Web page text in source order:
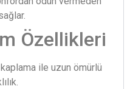
Özellikleri
ile uzun ömürlü